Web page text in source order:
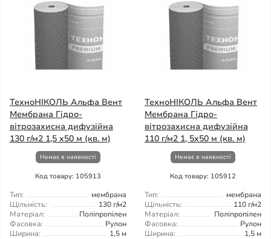
ТехноНІКОЛЬ Альфа Вент
Мембрана Гідро-
вітрозахисна дифузійна
130 г/м2 1,5 x50 м (кв. м)
Немає в наявності
Код товару: 105913
Тип:
мембрана
Щільність:
130 г/м2
Матеріал:
Поліпропілен
Фасовка:
Рулон
Ширина:
1,5 м
ТехноНІКОЛЬ Альфа Вент
Мембрана Гідро-
вітрозахисна дифузійна
110 г/м2 1, 5x50 м (кв. м)
Немає в наявності
Код товару: 105912
Тип:
мембрана
Щільність:
110 г/м2
Матеріал:
Поліпропілен
Фасовка:
Рулон
Ширина:
1,5 м